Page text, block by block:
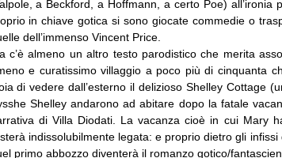
a Beckford, a Hoffmann, a certo Poe)
in chiave gotica si sono giocate commedie o
dell’immenso Vincent Price.
c’è almeno un altro testo parodistico che merita
e curatissimo villaggio a poco più di cinquanta
di vedere dall’esterno il delizioso Shelley Cottage
Shelley andarono ad abitare dopo la fatale
di Villa Diodati. La vacanza cioè in cui Mary
indissolubilmente legata: e proprio dietro gli
primo abbozzo diventerà il romanzo gotico/